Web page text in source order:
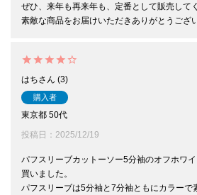
ぜひ、来年も再来年も、定番として販売して
素敵な商品をお届けいただきありがとうござ
はち 3
購入者
東京都 50代
投稿日
2025/12/19
パフスリーブカットーソー5分袖のオフホワ
買いました。
パフスリーブは5分袖と7分袖ともにカラーで